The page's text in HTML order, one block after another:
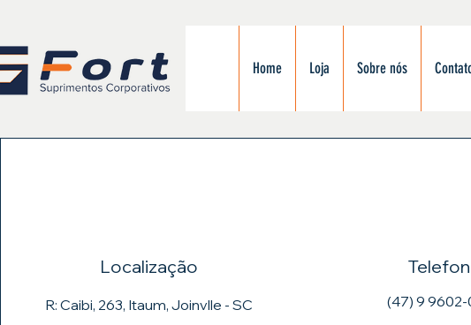
Home Loja Sobre nós
Localização
R: Caibi, 263, Itaum, Joinvlle - SC (47) 9 9602-